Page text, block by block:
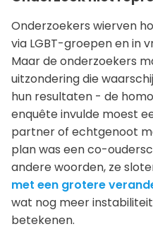
Onderzoekers wierven
via LGBT-groepen en in
Maar de onderzoekers
uitzondering die
hun resultaten - de
enquête invulde moest
partner of echtgenoot
plan was een co-
andere woorden, ze
met een grotere
wat nog meer
betekenen.